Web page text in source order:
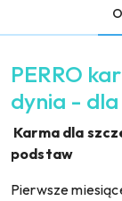
PERRO
dynia -
Karma dla
podstaw
Pierwsze